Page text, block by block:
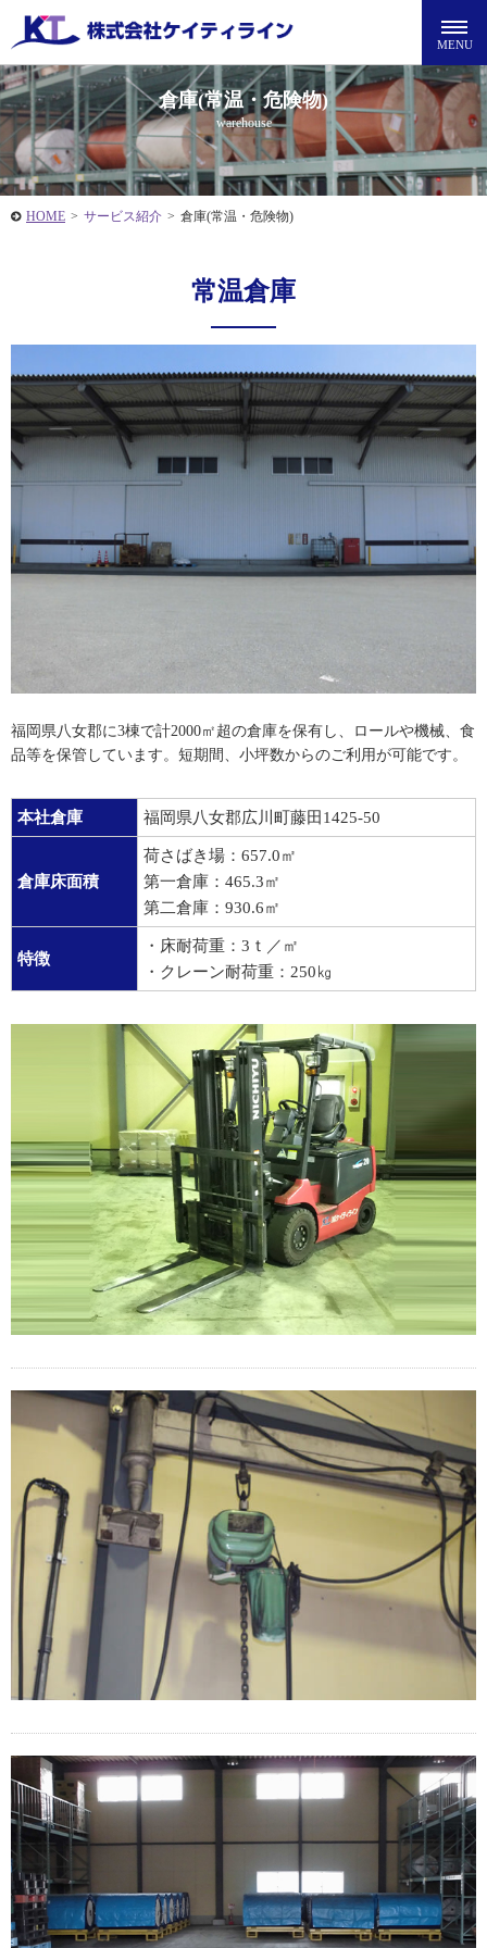
倉庫(常温・危険物)
warehouse
HOME > サービス紹介 > 倉庫(常温・危険物)
常温倉庫
福岡県八女郡に3棟で計2000㎡超の倉庫を保有し、ロールや機械、食
品等を保管しています。短期間、小坪数からのご利用が可能です。
本社倉庫 福岡県八女郡広川町藤田1425-50
倉庫床面積
荷さばき場：657.0㎡
第一倉庫：465.3㎡
第二倉庫：930.6㎡
特徴
・床耐荷重：3ｔ／㎡
・クレーン耐荷重：250㎏